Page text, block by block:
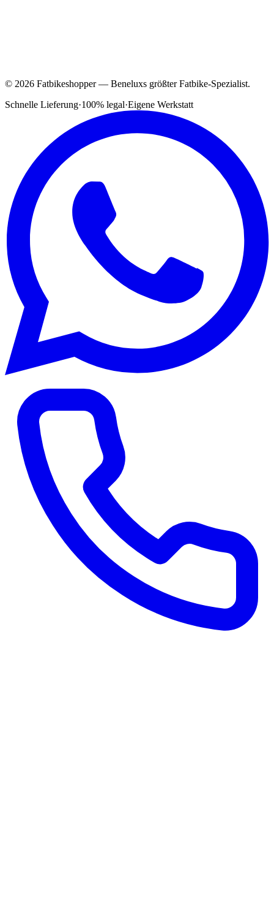
© 2026 Fatbikeshopper — Beneluxs größter Fatbike-Spezialist.
Schnelle Lieferung·100% legal·Eigene Werkstatt